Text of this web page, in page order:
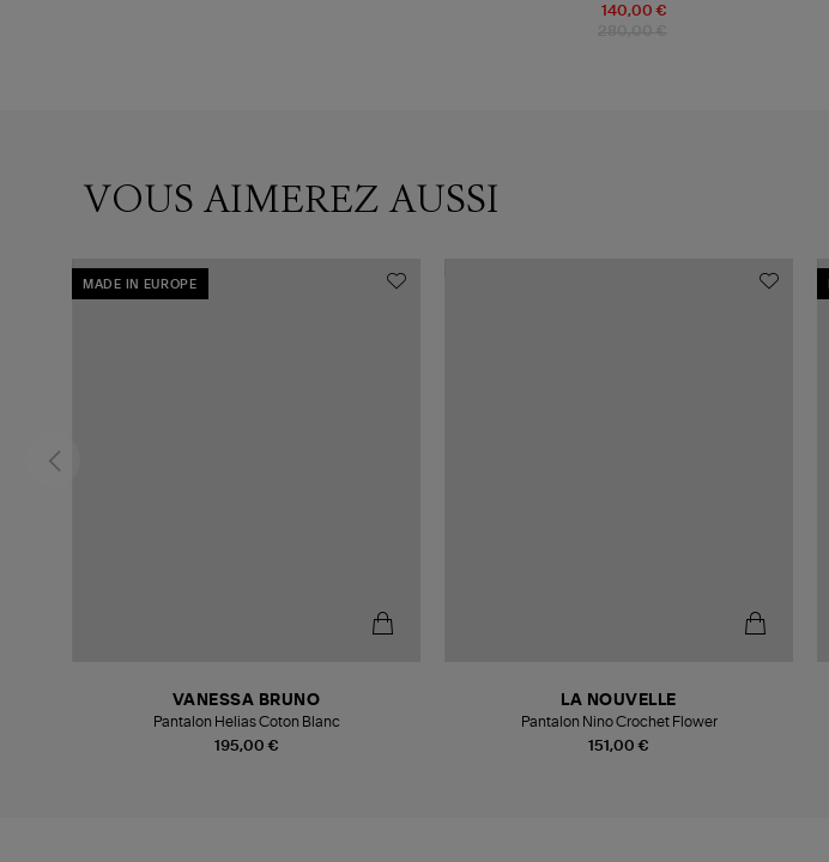
140,00 €
VOUS AIMEREZ AUSSI
MADE IN EUROPE
195,00 €
VANESSA BRUNO
Pantalon Helias Coton Blanc
151,00 €
LA NOUVELLE
Pantalon Nino Crochet Flower